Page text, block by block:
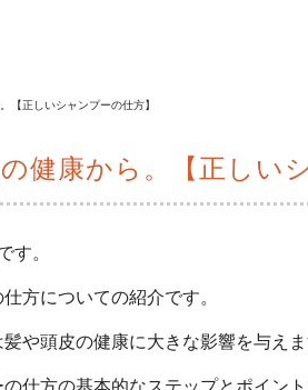
【正しいシャンプーの仕方】
健康から。【正しい
す。
方についての紹介です。
や頭皮の健康に大きな影響を与えま
仕方の基本的なステップとポイント